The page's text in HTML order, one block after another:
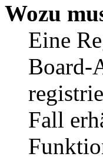
Wozu
Eine
Board-
Fall